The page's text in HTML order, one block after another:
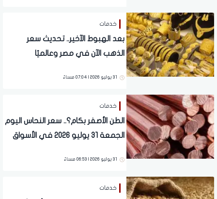
خدمات
بعد الهبوط الآخير.. تحديث سعر
الذهب الآن في مصر وعالميًا
31 يوليو 2026 | 07:04 مساءً
خدمات
الطن الأصفر بكام؟.. سعر النحاس اليوم
الجمعة 31 يوليو 2026 في الأسواق
31 يوليو 2026 | 06:53 مساءً
خدمات